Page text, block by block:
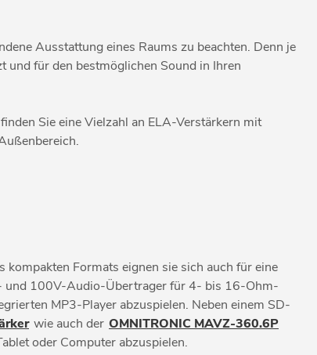
Ausstattung eines Raums zu beachten. Denn je
und für den bestmöglichen Sound in Ihren
Sie eine Vielzahl an ELA-Verstärkern mit
Formats eignen sie sich auch für eine
und 100V-Audio-Übertrager für 4- bis 16-Ohm-
MP3-Player abzuspielen. Neben einem SD-
wie auch der OMNITRONIC MAVZ-360.6P
oder Computer abzuspielen.